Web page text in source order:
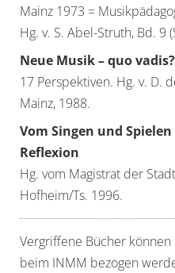
Mainz 1973 =
Hg. v. S. Abel-Struth, Bd. 9
Neue Musik – quo vadis?
17 Perspektiven. Hg. v. D.
Mainz, 1988.
Vom Singen und
Reflexion
Hg. vom Magistrat der
Hofheim/Ts. 1996.
Vergriffene Bücher
beim INMM bezogen